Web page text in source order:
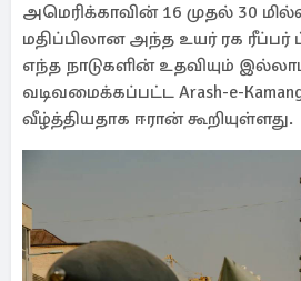
அமெரிக்காவின் 16 முதல் 30
மதிப்பிலான அந்த உயர் ரக
எந்த நாடுகளின் உதவியும்
வடிவமைக்கப்பட்ட Arash-e-
வீழ்த்தியதாக ஈரான் கூறியுள்ளது.